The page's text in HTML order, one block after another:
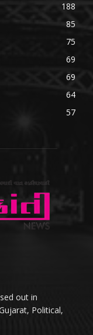
188
85
75
69
69
64
57
out in
Political,